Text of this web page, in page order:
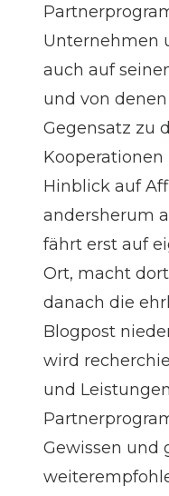
Unternehmen
auch auf
und von
Gegensatz zu
Hinblick auf
andersherum
fährt erst auf
Ort, macht
danach die
Blogpost
wird
und
Gewissen und